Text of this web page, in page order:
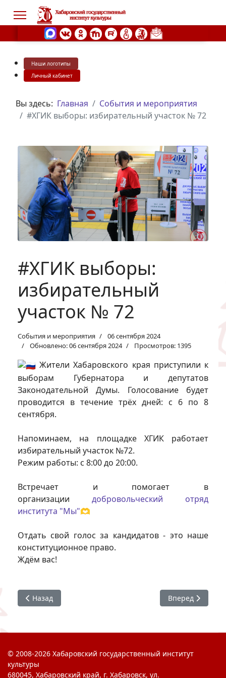
Наши логотипы
Личный кабинет
Вы здесь: Главная
События и мероприятия
#ХГИК выборы: избирательный участок № 72
#ХГИК выборы:
избирательный
участок № 72
События и мероприятия
06 сентября 2024
Обновлено: 06 сентября 2024
Просмотров: 1395
Жители Хабаровского края приступили к
выборам Губернатора и депутатов
Законодательной Думы. Голосование будет
проводится в течение трёх дней: с 6 по 8
сентября.
Напоминаем, на площадке ХГИК работает
избирательный участок №72.
Режим работы: с 8:00 до 20:00.
Встречает и помогает в
организации добровольческий отряд
института "Мы"🫶
Отдать свой голос за кандидатов - это наше
конституционное право.
Ждём вас!
Предыдущий: Посвящение в студенты: Доброе начало –
Назад Следующий:
Вперед
© 2008-2026 Хабаровский государственный институт
культуры
680045, Хабаровский край, г. Хабаровск, ул.